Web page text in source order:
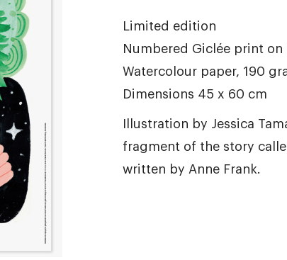
Limited edition
Numbered Giclée print on
Watercolour paper, 190
Dimensions 45 x 60 cm
Illustration by Jessica
fragment of the story
written by Anne Frank.